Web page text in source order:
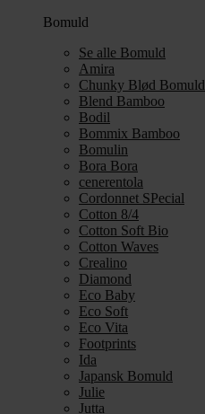
Bomuld
Se alle Bomuld
Amira
Chunky Blød Bomuld
Blend Bamboo
Bodil
Bommix Bamboo
Bomulin
Bora Bora
cenerentola
Cordonnet SPecial
Cotton 8/4
Cotton Soft Bio
Cotton Waves
Crealino
Diamond
Eco Baby
Eco Soft
Eco Vita
Footprints
Ida
Japansk Bomuld
Julie
Jutta